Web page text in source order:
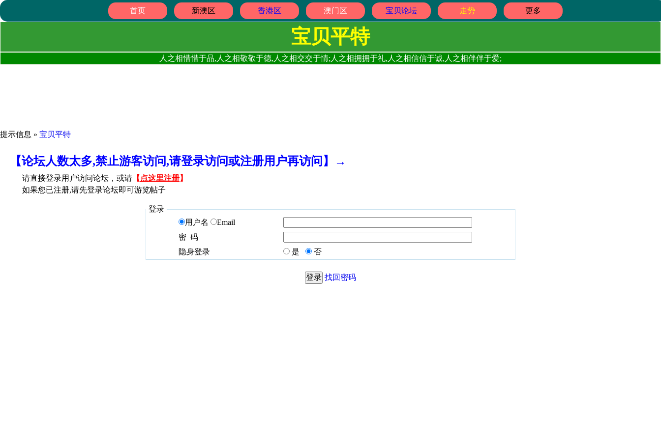
首页 新澳区 香港区 澳门区 宝贝论坛 走势 更多
宝贝平特
人之相惜惜于品,人之相敬敬于德,人之相交交于情;人之相拥拥于礼,人之相信信于诚,人之相伴伴于爱;
提示信息 » 宝贝平特
【论坛人数太多,禁止游客访问,请登录访问或注册用户再访问】→
请直接登录用户访问论坛，或请 【 点这里注册】
如果您已注册,请先登录论坛即可游览帖子
登录
用户名
Email
密 码
隐身登录
是 否
找回密码